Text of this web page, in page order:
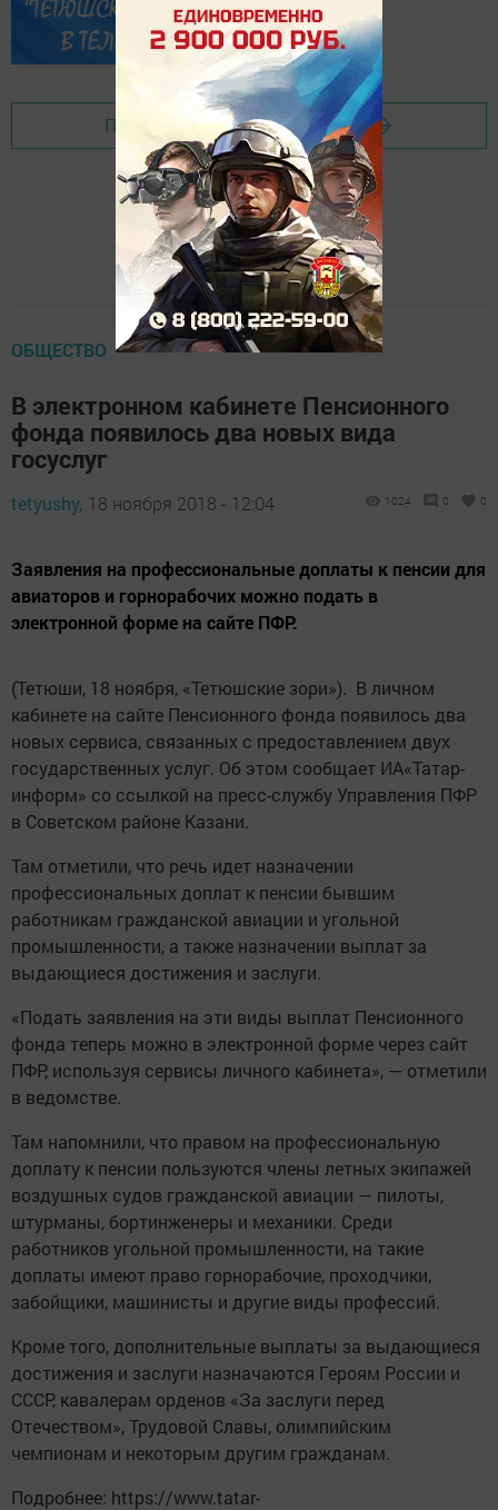
Перейти на страницу новости
ОБЩЕСТВО
В электронном кабинете Пенсионного
фонда появилось два новых вида
госуслуг
tetyushy, 18 ноября 2018 - 12:04 1024 0 0
Заявления на профессиональные доплаты к пенсии для
авиаторов и горнорабочих можно подать в
электронной форме на сайте ПФР.
(Тетюши, 18 ноября, «Тетюшские зори»). В личном
кабинете на сайте Пенсионного фонда появилось два
новых сервиса, связанных с предоставлением двух
государственных услуг. Об этом сообщает ИА«Татар-
информ» со ссылкой на пресс-службу Управления ПФР
в Советском районе Казани.
Там отметили, что речь идет назначении
профессиональных доплат к пенсии бывшим
работникам гражданской авиации и угольной
промышленности, а также назначении выплат за
выдающиеся достижения и заслуги.
«Подать заявления на эти виды выплат Пенсионного
фонда теперь можно в электронной форме через сайт
ПФР, используя сервисы личного кабинета», — отметили
в ведомстве.
Там напомнили, что правом на профессиональную
доплату к пенсии пользуются члены летных экипажей
воздушных судов гражданской авиации — пилоты,
штурманы, бортинженеры и механики. Среди
работников угольной промышленности, на такие
доплаты имеют право горнорабочие, проходчики,
забойщики, машинисты и другие виды профессий.
Кроме того, дополнительные выплаты за выдающиеся
достижения и заслуги назначаются Героям России и
СССР, кавалерам орденов «За заслуги перед
Отечеством», Трудовой Славы, олимпийским
чемпионам и некоторым другим гражданам.
Подробнее: https://www.tatar-